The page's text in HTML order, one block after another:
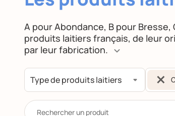
A pour Abondance, B pour
produits laitiers français, de leur
par leur fabrication.
×